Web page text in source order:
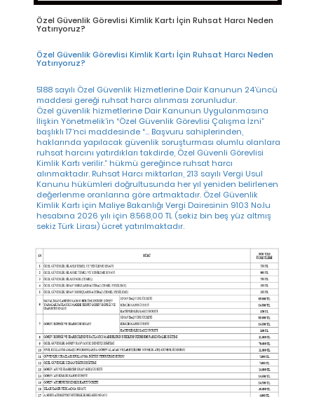
+90 212 698 96 01
Bizi Arayın
SINAV ÜCRETİ İLE İLGİLİ BİLGİLER
Özel Güvenlik Görevlisi Kimlik Kartı İçin Ruhsat Harcı Neden
Yatırıyoruz?
Özel Güvenlik Görevlisi Kimlik Kartı İçin Ruhsat Harcı Neden
Yatırıyoruz?
5188 sayılı Özel Güvenlik Hizmetlerine Dair Kanunun 24’üncü
maddesi gereği ruhsat harcı alınması zorunludur.
Özel güvenlik hizmetlerine Dair Kanunun Uygulanmasına
İlişkin Yönetmelik’in “Özel Güvenlik Görevlisi Çalışma İzni”
başlıklı 17’nci maddesinde “… Başvuru sahiplerinden,
haklarında yapılacak güvenlik soruşturması olumlu olanlara
ruhsat harcını yatırdıkları takdirde, Özel Güvenli Görevlisi
Kimlik Kartı verilir.” hükmü gereğince ruhsat harcı
alınmaktadır. Ruhsat Harcı miktarları, 213 sayılı Vergi Usul
Kanunu hükümleri doğrultusunda her yıl yeniden belirlenen
değerlenme oranlarına göre artmaktadır. Özel Güvenlik
Kimlik Kartı için Maliye Bakanlığı Vergi Dairesinin 9103 No.lu
hesabına 2026 yılı için 8.568,00 TL (sekiz bin beş yüz altmış
sekiz Türk Lirası) ücret yatırılmaktadır.